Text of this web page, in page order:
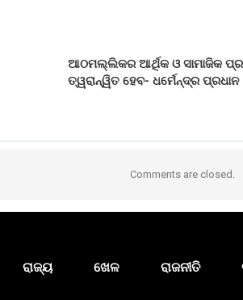
ଆଠମଲ୍ଲିକର ଆର୍ଥିକ ଓ ସାମାଜିକ
ତ୍ୱରାନ୍ୱିତ ହେବ- ଧର୍ମେନ୍ଦ୍ର ପ୍ରଧାନ
Comments are closed.
ରାଜ୍ୟ ଖେଳ ରାଜନୀତି